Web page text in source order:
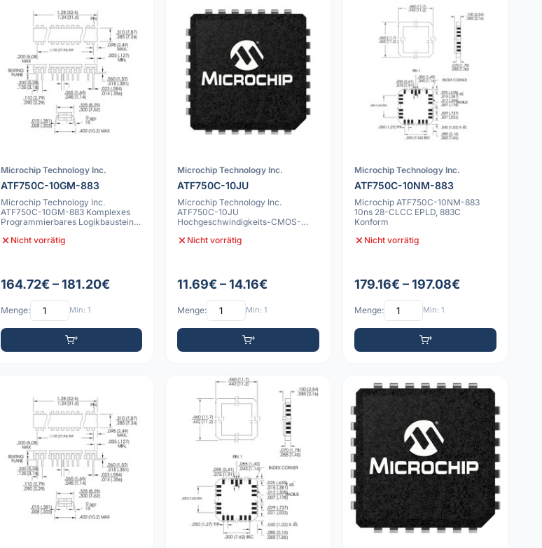
Microchip Technology Inc.
ATF750C-10GM-883
Microchip Technology Inc.
ATF750C-10GM-883 Komplexes
Programmierbares Logikbaustein
Nicht vorrätig
164.72€ – 181.20€
Menge: Min: 1
Microchip Technology Inc.
ATF750C-10JU
Microchip Technology Inc.
ATF750C-10JU
Hochgeschwindigkeits-CMOS-
(PLDNicht vorrätig
11.69€ – 14.16€
Menge: Min: 1
Microchip Technology Inc.
ATF750C-10NM-883
Microchip ATF750C-10NM-883
10ns 28-CLCC EPLD, 883C
Konform
Nicht vorrätig
179.16€ – 197.08€
Menge: Min: 1